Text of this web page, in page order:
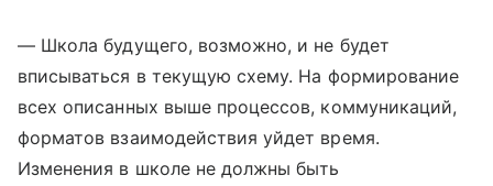
— Школа будущего, возможно, и не будет
вписываться в текущую схему. На формирование
всех описанных выше процессов, коммуникаций,
форматов взаимодействия уйдет время.
Изменения в школе не должны быть